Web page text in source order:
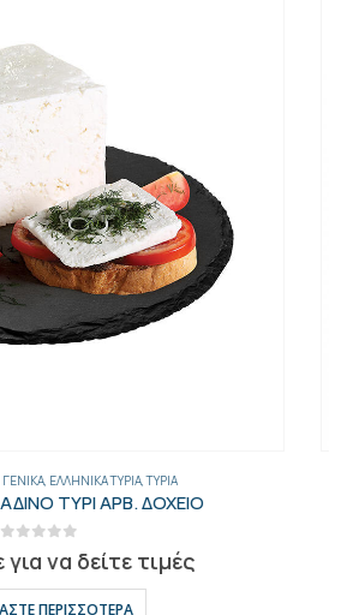
,ΓΕΝΙΚΑ,ΕΛΛΗΝΙΚΆ ΤΥΡΙΆ,ΤΥΡΙΆ
ΘΕΣ/ΝΙΚΗΣ ΟΛΟΚΛ.
out of 5
για να δείτε τιμές
ΠΕΡΙΣΣΌΤΕΡΑ